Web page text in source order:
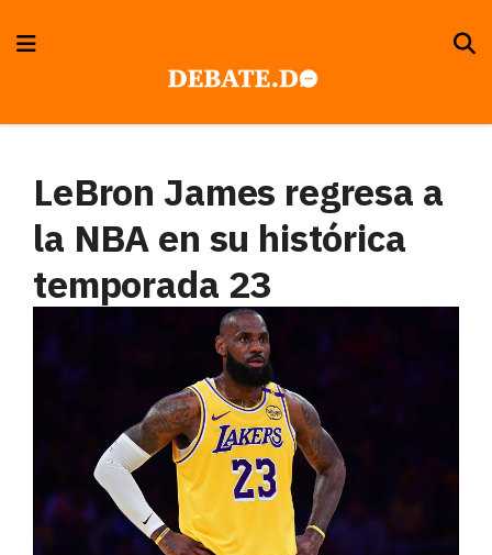
LeBron James regresa a
la NBA en su histórica
temporada 23